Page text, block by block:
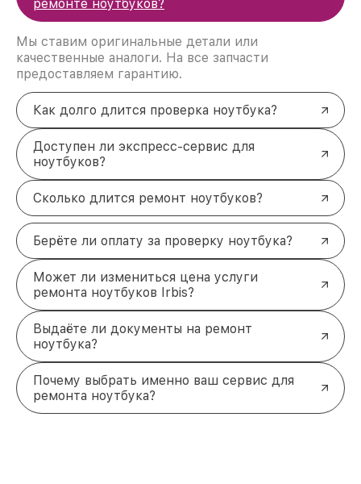
Гарантия на все работы
. Мы предоставляем
Быстрая диагностика. Определим проблему
в максимально сжатые сроки.
Оригинальные запчасти
сертифицированные комплектующие.
Доступные цены. Стоимость услуг
формируется прозрачно, без скрытых доплат.
Обращайтесь за ремонтом
ноутбуков Irbis уже сегодня
Ищете надёжный сервис для ремонта ноутбуков
Irbis? Наши специалисты готовы оперативно
восстановить вашу технику в Москве. Позвоните
по телефону +7 (495) 152-68-30 или приходите по
адресу улица Сущёвский Вал, 5с1. Мы поможем
вернуть вашему ноутбуку идеальное состояние!
ремонте ноутбуков?
Мы ставим оригинальные детали или
качественные аналоги. На все запчасти
предоставляем гарантию.
Как долго длится проверка ноутбука?
Доступен ли экспресс-сервис для
ноутбуков?
Сколько длится ремонт ноутбуков?
Берёте ли оплату за проверку ноутбука?
Может ли измениться цена услуги
ремонта ноутбуков Irbis?
Выдаёте ли документы на ремонт
ноутбука?
Почему выбрать именно ваш сервис для
ремонта ноутбука?